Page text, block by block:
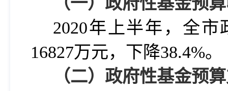
2020年上半年，全市
16827万元，下降38.4%。
（二）政府性基金预